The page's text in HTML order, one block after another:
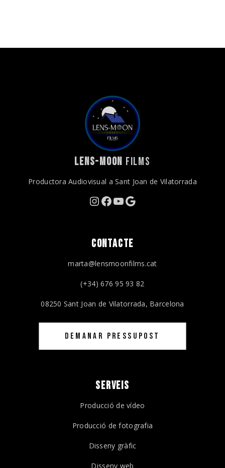
LENS-MOON FILMS
Productora Audiovisual a Sant Joan de Vilatorrada
Instagram
Facebook
YouTube
Google
CONTACTE
marta@lensmoonfilms.cat
(+34) 676 95 93 82
08250 Sant Joan de Vilatorrada, Barcelona
DEMANAR PRESSUPOST
SERVEIS
Producció de vídeo
Producció de fotografia
Disseny gràfic
Disseny web